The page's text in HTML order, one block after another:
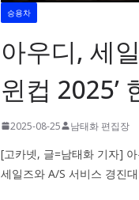
승용차
아우디, 세
윈컵 2025’
2025-08-25 남태화 편집장
[고카넷, 글=남태화 기자]
세일즈와 A/S 서비스 경진